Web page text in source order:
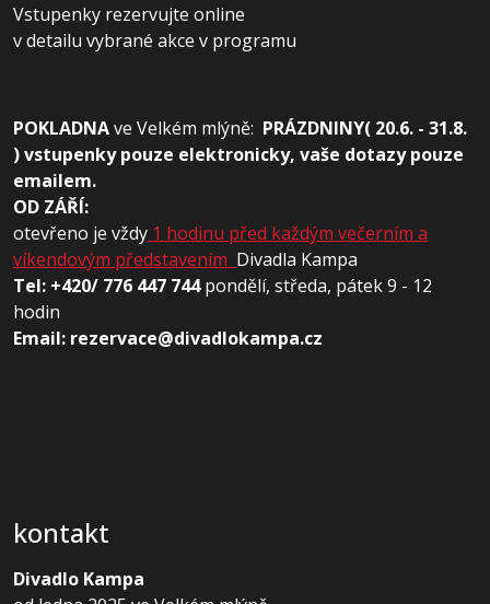
Vstupenky rezervujte online
v detailu vybrané akce v programu
POKLADNAve Velkém mlýně: PRÁZDNINY( 20.6. - 31.8.
) vstupenky pouze elektronicky, vaše dotazy pouze
emailem.
OD ZÁŘÍ:
otevřeno je vždy 1 hodinu před každým večerním a
víkendovým představením Divadla Kampa
Tel: +420/ 776 447 744pondělí, středa, pátek 9 - 12
hodin
Email: rezervace@divadlokampa.cz
kontakt
Divadlo Kampa